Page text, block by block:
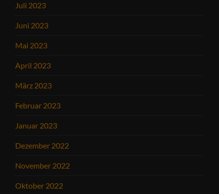
Juli 2023
Juni 2023
Mai 2023
April 2023
März 2023
Februar 2023
Januar 2023
Dezember 2022
November 2022
Oktober 2022